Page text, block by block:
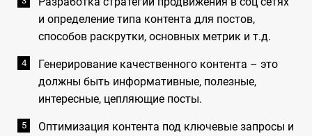
и определение типа контента для постов,
способов раскрутки, основных метрик и т.д.
Генерирование качественного контента – это
должны быть информативные, полезные,
интересные, цепляющие посты.
Оптимизация контента под ключевые запросы и